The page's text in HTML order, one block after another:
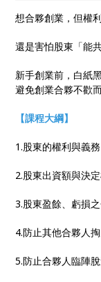
想合夥創業，但權
還是害怕股東「能
新手創業前，白紙
避免創業合夥不歡
【課程大綱】
1.股東的權利與義務
2.股東出資額與決
3.股東盈餘、虧損
4.防止其他合夥人
5.防止合夥人臨陣